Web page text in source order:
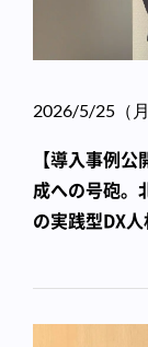
2026/5/25（月
【導入事例
成への号砲。
の実践型DX